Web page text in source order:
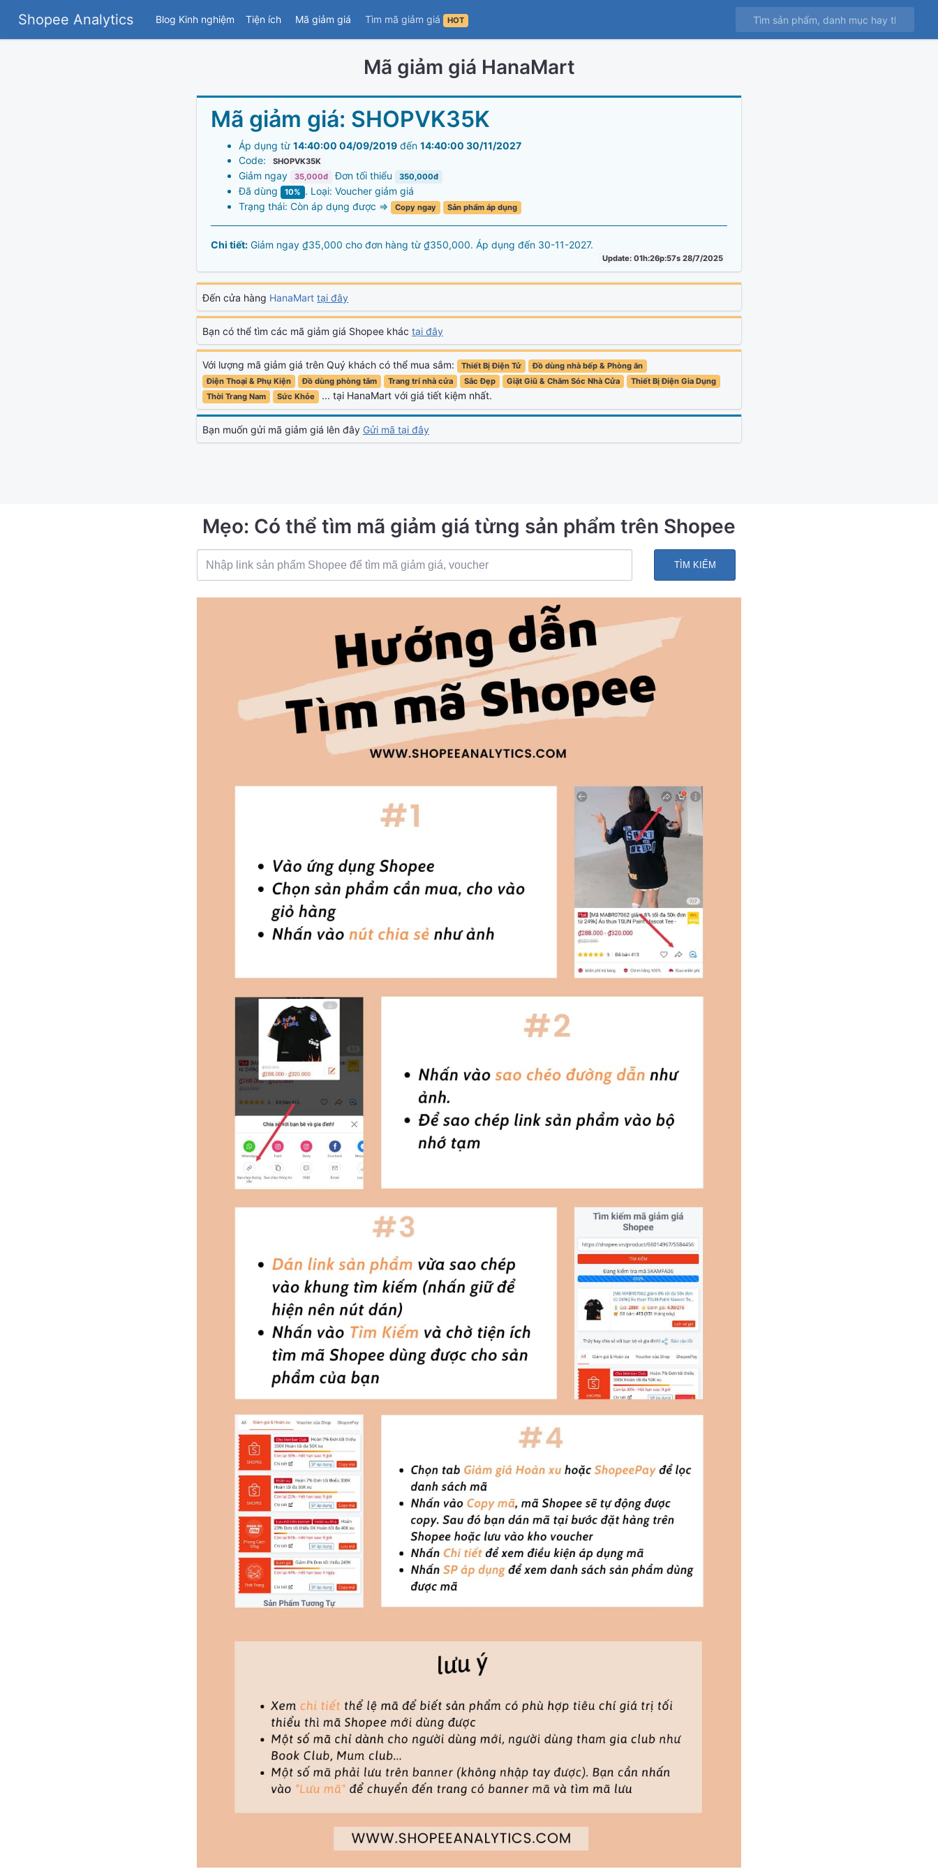
Shopee Analytics Blog Kinh nghiệm Tiện ích Mã giảm giá Tìm mã giảm giá HOT
Mã giảm giá HanaMart
Mã giảm giá: SHOPVK35K
Áp dụng từ 14:40:00 04/09/2019 đến 14:40:00 30/11/2027
Code:
SHOPVK35K
Giảm ngay 35,000đ Đơn tối thiểu 350,000đ
Đã dùng 10% . Loại: Voucher giảm giá
Trạng thái: Còn áp dụng được =>
Copy ngay Sản phẩm áp dụng
Chi tiết: Giảm ngay ₫35,000 cho đơn hàng từ ₫350,000. Áp dụng đến 30-11-2027.
Update: 01h:26p:57s 28/7/2025
Đến cửa hàng HanaMart tại đây
Bạn có thể tìm các mã giảm giá Shopee khác tại đây
Với lượng mã giảm giá trên Quý khách có thể mua sắm: Thiết Bị Điện Tử
Đồ dùng nhà bếp & Phòng ăn
Điện Thoại & Phụ Kiện
Đồ dùng phòng tắm Trang trí nhà cửa Sắc Đẹp Giặt Giũ & Chăm Sóc Nhà Cửa
Thiết Bị Điện Gia Dụng
Thời Trang Nam
Sức Khỏe ... tại HanaMart với giá tiết kiệm nhất.
Bạn muốn gửi mã giảm giá lên đây Gửi mã tại đây
Mẹo: Có thể tìm mã giảm giá từng sản phẩm trên Shopee
TÌM KIẾM